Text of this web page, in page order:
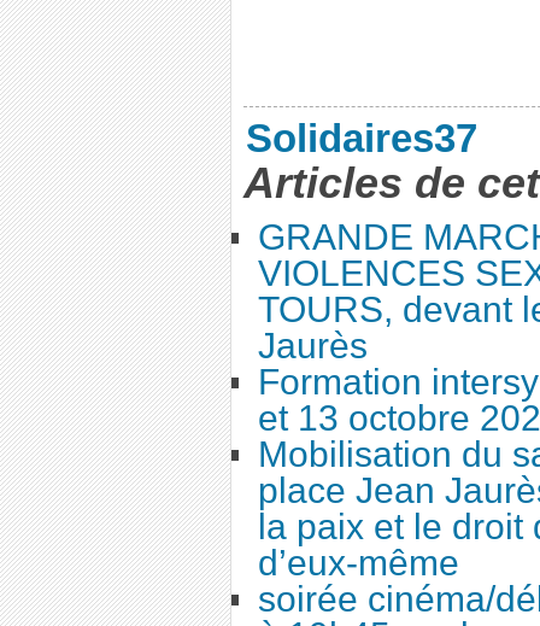
Solidaires37
Articles de
GRANDE
VIOLENCES
TOURS, devant
Jaurès
Formation
et 13 octobre
Mobilisation du
place Jean
la paix et le
d’eux-même
soirée cinéma/